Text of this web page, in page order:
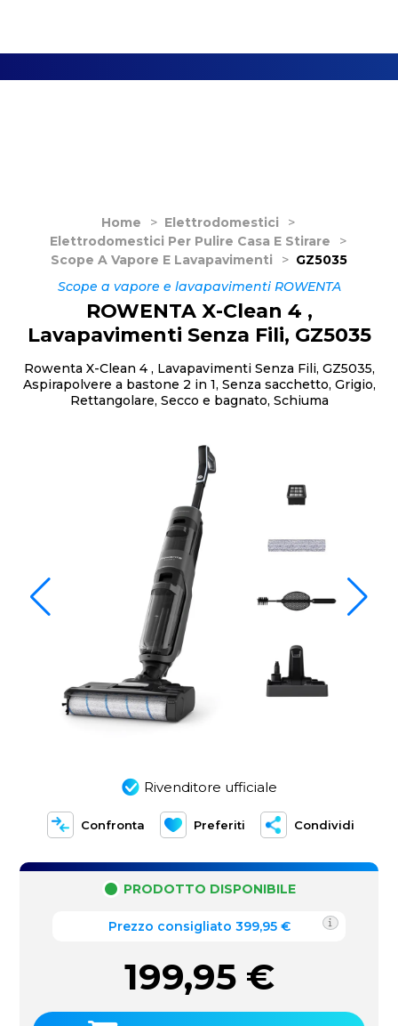
Home > Elettrodomestici
>
Elettrodomestici Per Pulire Casa E Stirare
>
Scope A Vapore E Lavapavimenti
> GZ5035
Scope a vapore e lavapavimenti ROWENTA
Rivenditore ufficiale
Confronta Preferiti Condividi
ROWENTA X-Clean 4 ,
Lavapavimenti Senza Fili, GZ5035
Rowenta X-Clean 4 , Lavapavimenti Senza Fili, GZ5035,
Aspirapolvere a bastone 2 in 1, Senza sacchetto, Grigio,
Rettangolare, Secco e bagnato, Schiuma
PRODOTTO DISPONIBILE
Prezzo consigliato 399,95 €
199,95 €